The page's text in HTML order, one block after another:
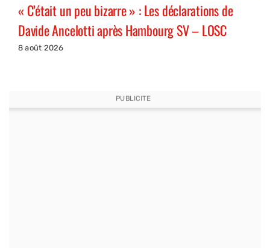
« C’était un peu bizarre » : Les déclarations de
Davide Ancelotti après Hambourg SV – LOSC
8 août 2026
PUBLICITE